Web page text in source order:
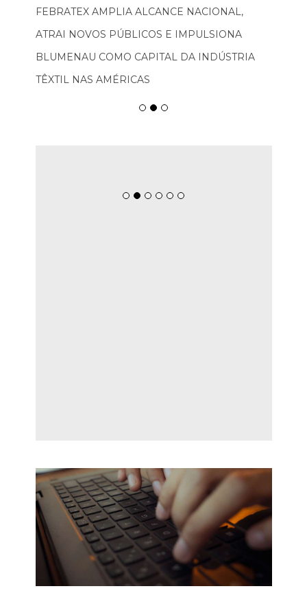
FEBRATEX AMPLIA ALCANCE NACIONAL,
ATRAI NOVOS PÚBLICOS E IMPULSIONA
BLUMENAU COMO CAPITAL DA INDÚSTRIA
TÊXTIL NAS AMÉRICAS